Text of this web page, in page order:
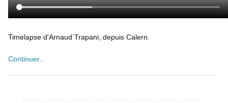
Timelapse d'Arnaud Trapani, depuis Calern.
Continuer...